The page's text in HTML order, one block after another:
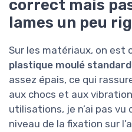
correct mais
lames un peu
Sur les matériaux, on est
plastique moulé standard
assez épais, ce qui
aux chocs et aux
utilisations, je n’ai pas vu
niveau de la fixation sur